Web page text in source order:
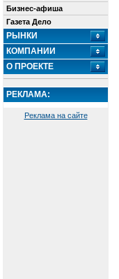
Бизнес-афиша
Газета Дело
РЫНКИ
КОМПАНИИ
О ПРОЕКТЕ
РЕКЛАМА:
Реклама на сайте